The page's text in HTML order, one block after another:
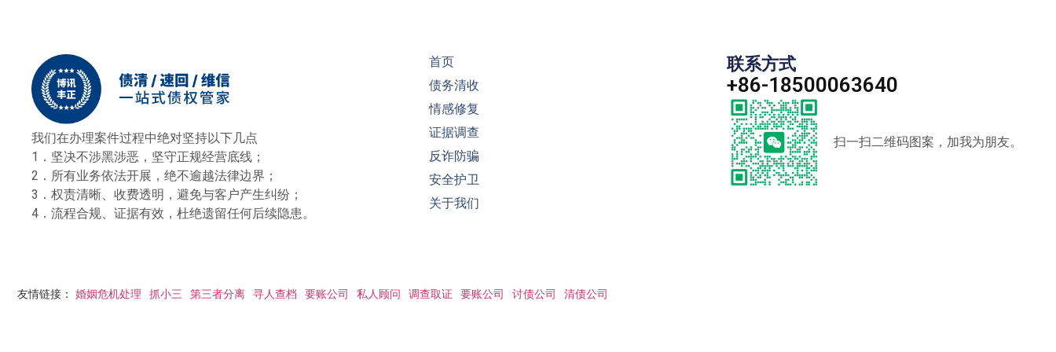
我们在办理案件过程中绝对坚持以下几点
1．坚决不涉黑涉恶，坚守正规经营底线；
2．所有业务依法开展，绝不逾越法律边界；
3．权责清晰、收费透明，避免与客户产生纠纷；
4．流程合规、证据有效，杜绝遗留任何后续隐患。
首页
债务清收
情感修复
证据调查
反诈防骗
安全护卫
关于我们
联系方式
+86-18500063640
扫一扫二维码图案，加我为朋友。
友情链接： 婚姻危机处理 抓小三 第三者分离 寻人查档 要账公司 私人顾问 调查取证 要账公司 讨债公司 清债公司